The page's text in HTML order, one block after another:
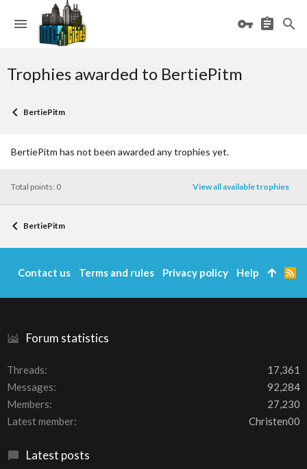
Trophies awarded to BertiePitm
BertiePitm
BertiePitm has not been awarded any trophies yet.
Total points: 0 View all available trophies
BertiePitm
Forum statistics
Threads
17,361
Messages
92,284
Members
27,230
Latest member
Christen00
Latest posts
Contact us Terms and rules Privacy policy Help
R
S